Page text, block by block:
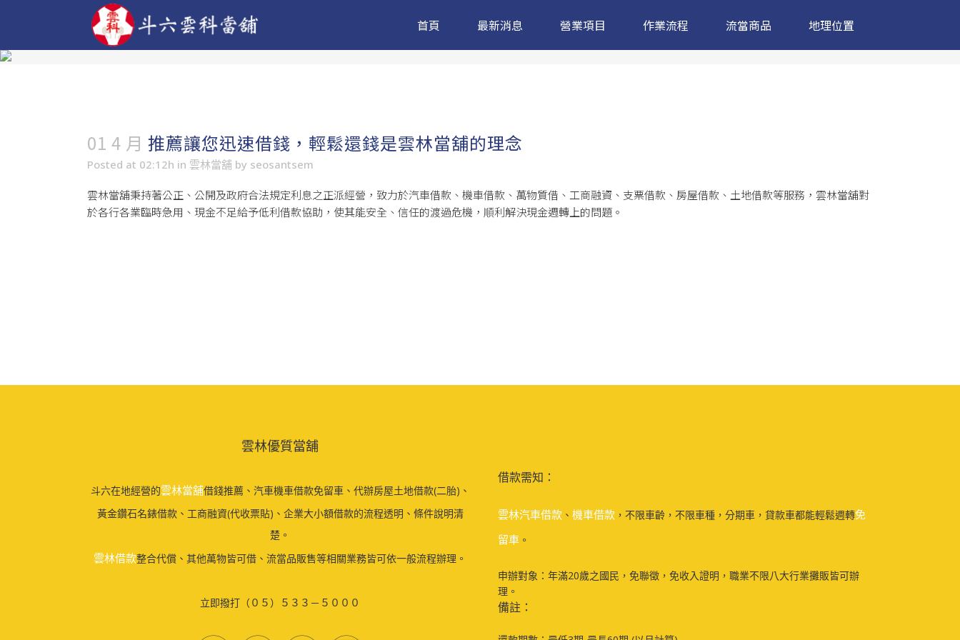
首頁 最新消息 營業項目 作業流程 流當商品 地理位置
01 4 月 推薦讓您迅速借錢，輕鬆還錢是雲林當舖的理念
Posted at 02:12h in 雲林當舖 by seosantsem
雲林當舖秉持著公正、公開及政府合法規定利息之正派經營，致力於汽車借款、機車借款、萬物質借、工商融資、支票借款、房屋借款、土地借款等服務， 雲林當舖對
於各行各業臨時急用、現金不足給予低利借款協助，使其能安全、信任的渡過危機，順利解決現金週轉上的問題。
雲林優質當舖
斗六在地經營的雲林當舖借錢推薦、汽車機車借款免留車、代辦房屋土地借款(二胎)、
黃金鑽石名錶借款、工商融資(代收票貼)、企業大小額借款的流程透明、條件說明清
楚。
雲林借款整合代償、其他萬物皆可借、流當品販售等相關業務皆可依一般流程辦理。
立即撥打（０５）５３３－５０００
借款需知：
雲林汽車借款 、 機車借款 ，不限車齡，不限車種，分期車，貸款車都能輕鬆週轉免
留車 。
申辦對象：年滿20歲之國民，免聯徵，免收入證明，職業不限八大行業攤販皆可辦
理。
備註：